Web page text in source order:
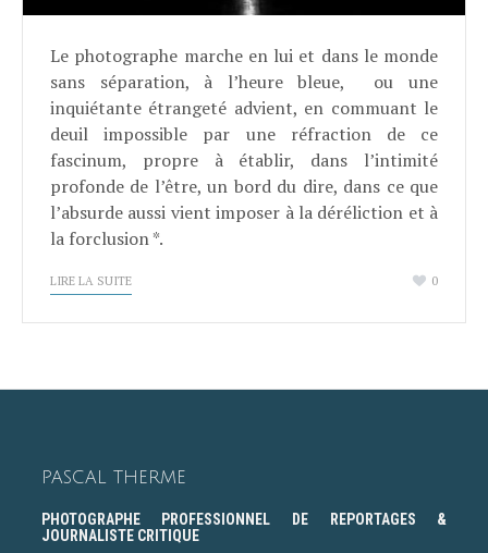
Le photographe marche en lui et dans le monde
sans séparation, à l’heure bleue, ou une
inquiétante étrangeté advient, en commuant le
deuil impossible par une réfraction de ce
fascinum, propre à établir, dans l’intimité
profonde de l’être, un bord du dire, dans ce que
l’absurde aussi vient imposer à la déréliction et à
la forclusion *.
LIRE LA SUITE 0
PASCAL THERME
PHOTOGRAPHE PROFESSIONNEL DE REPORTAGES &
JOURNALISTE CRITIQUE